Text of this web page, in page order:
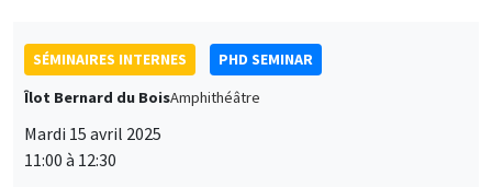
SÉMINAIRES INTERNES
PHD SEMINAR
Îlot Bernard du BoisAmphithéâtre
Mardi 15 avril 2025
11:00 à 12:30
et
des
cookies
Personnaliser